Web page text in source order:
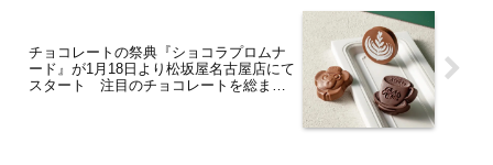
チョコレートの祭典『ショコラプロムナ
ード』が1月18日より松坂屋名古屋店にて
スタート 注目のチョコレートを総まと